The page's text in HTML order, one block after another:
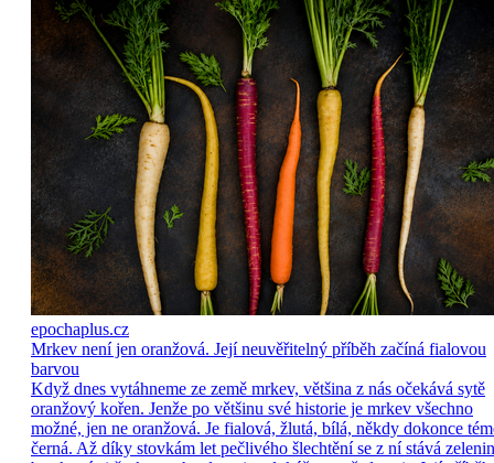
epochaplus.cz
Mrkev není jen oranžová. Její neuvěřitelný příběh začíná fialovou
barvou
Když dnes vytáhneme ze země mrkev, většina z nás očekává sytě
oranžový kořen. Jenže po většinu své historie je mrkev všechno
možné, jen ne oranžová. Je fialová, žlutá, bílá, někdy dokonce
černá. Až díky stovkám let pečlivého šlechtění se z ní stává